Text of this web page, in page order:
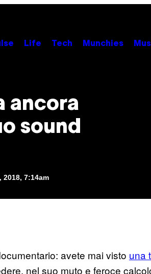
Life Tech Munchies
ancora
sound
2018, 7:14am
avete mai visto una
nel suo muto e feroce